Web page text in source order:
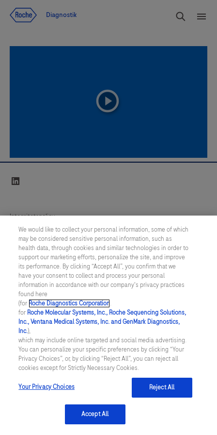
Diagnostik
playicon
Integritetspolicy
Inställningar för cookies
Kontakt
SWEDEN/Svenska
© 2026 Roche Diagnostics Sverige (Roche Diagnostics Scandinavia AB)
Senast uppdaterad: 06.08.2026
Den här webbplatsen är riktad till en bred målgrupp. Det kan
därför förekomma produktinformation eller annan information som
inte är tillämplig för dig eller landet du är verksam i. Observera att
vi inte är ansvariga för eventuell användning av information som
inte uppfyller lagkrav eller regler om godkännande eller
We would like to collect your personal information, some of which
may be considered sensitive personal information, such as
health data, through cookies and similar technologies in order to
support our marketing efforts, personalize the site, and improve
its performance. By clicking “Accept All”, you confirm that we
have your consent to collect and process your personal
information in accordance with our company's privacy practices
found here
(for Roche Diagnostics Corporation.
for Roche Molecular Systems, Inc., Roche Sequencing Solutions,
Inc., Ventana Medical Systems, Inc. and GenMark Diagnostics,
Inc.),
which may include online targeted and social media advertising.
You can personalize your specific preferences by clicking “Your
Privacy Choices”, or, by clicking “Reject All”, you can reject all
cookies except for Strictly Necessary Cookies.
Your Privacy Choices Reject All
Accept All